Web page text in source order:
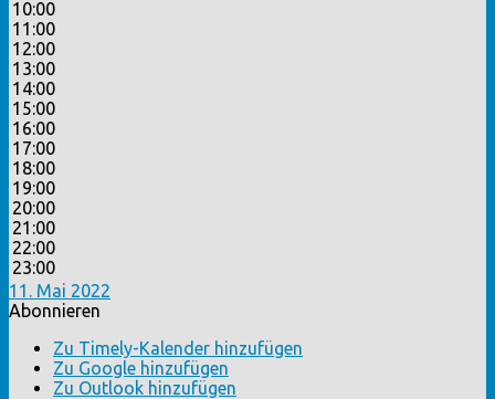
10:00
11:00
12:00
13:00
14:00
15:00
16:00
17:00
18:00
19:00
20:00
21:00
22:00
23:00
11. Mai 2022
Abonnieren
Zu Timely-Kalender hinzufügen
Zu Google hinzufügen
Zu Outlook hinzufügen